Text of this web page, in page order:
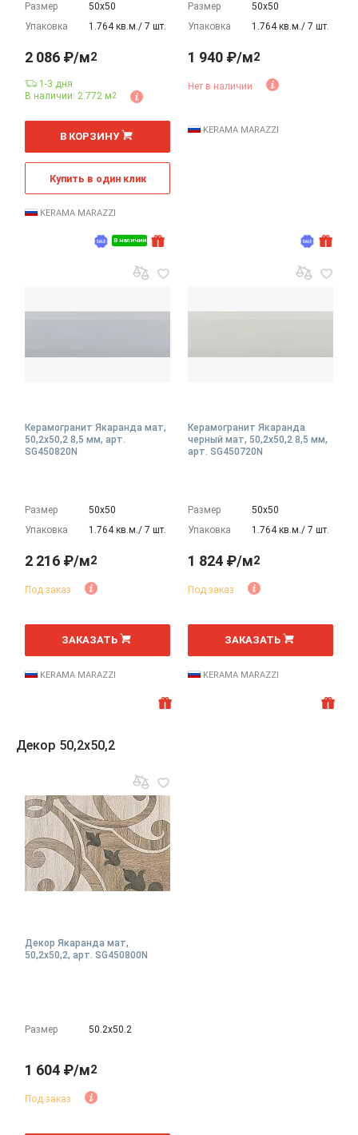
Размер
50х50
Упаковка
1.764 кв.м./ 7 шт.
В наличии
2 086 ₽/м2
1-3 дня
В наличии: 2.772 м2
м
В КОРЗИНУ
Купить в один клик
KERAMA MARAZZI
Размер
50х50
Упаковка
1.764 кв.м./ 7 шт.
1 940 ₽/м2
Нет в наличии
KERAMA MARAZZI
Керамогранит Якаранда мат,
50,2x50,2 8,5 мм, арт.
SG450820N
Размер
50х50
Упаковка
1.764 кв.м./ 7 шт.
2 216 ₽/м2
Под заказ
м
ЗАКАЗАТЬ
KERAMA MARAZZI
Керамогранит Якаранда
черный мат, 50,2x50,2 8,5 мм,
арт. SG450720N
Размер
50х50
Упаковка
1.764 кв.м./ 7 шт.
1 824 ₽/м2
Под заказ
м
ЗАКАЗАТЬ
KERAMA MARAZZI
Декор 50,2x50,2
Декор Якаранда мат,
50,2x50,2, арт. SG450800N
Размер 50.2х50.2
1 604 ₽/м2
Под заказ